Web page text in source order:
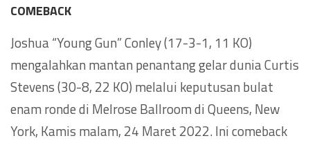
COMEBACK
Joshua “Young Gun” Conley (17-3-1, 11 KO)
mengalahkan mantan penantang gelar dunia Curtis
Stevens (30-8, 22 KO) melalui keputusan bulat
enam ronde di Melrose Ballroom di Queens, New
York, Kamis malam, 24 Maret 2022. Ini comeback